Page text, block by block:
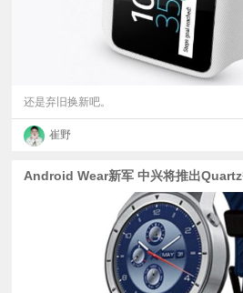
还是弃旧换新吧。
崔野
Android Wear新军 中兴将推出